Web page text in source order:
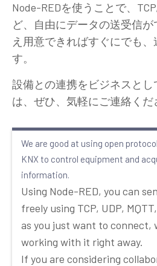
Node-REDを使うことで、
ど、自由にデータの送受信
え用意できればすぐにでも、
す。
設備との連携をビジネスと
は、ぜひ、気軽にご連絡くだ
We are good at using open
KNX to control equipment and
information.
Using Node-RED, you can
freely using TCP, UDP,
as you just want to connect,
working with it right away.
If you are considering